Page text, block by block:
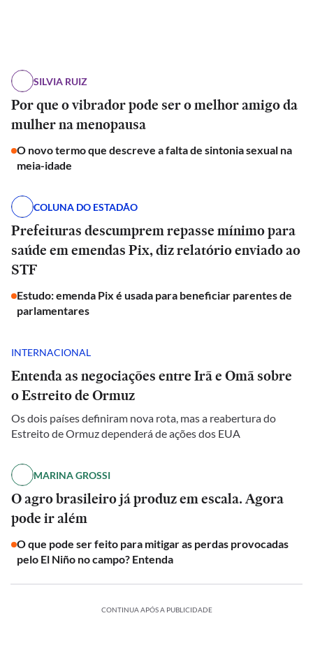
SILVIA RUIZ
Por que o vibrador pode ser o melhor amigo da
mulher na menopausa
O novo termo que descreve a falta de sintonia sexual na
meia-idade
COLUNA DO ESTADÃO
Prefeituras descumprem repasse mínimo para
saúde em emendas Pix, diz relatório enviado ao
STF
Estudo: emenda Pix é usada para beneficiar parentes de
parlamentares
INTERNACIONAL
Entenda as negociações entre Irã e Omã sobre
o Estreito de Ormuz
Os dois países definiram nova rota, mas a reabertura do
Estreito de Ormuz dependerá de ações dos EUA
MARINA GROSSI
O agro brasileiro já produz em escala. Agora
pode ir além
O que pode ser feito para mitigar as perdas provocadas
pelo El Niño no campo? Entenda
CONTINUA APÓS A PUBLICIDADE